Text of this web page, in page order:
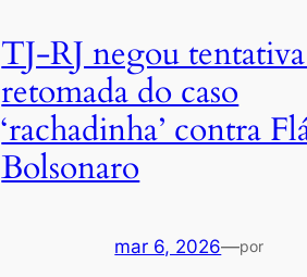
TJ-RJ negou
retomada do caso
‘rachadinha’ contra
Bolsonaro
mar 6, 2026—por